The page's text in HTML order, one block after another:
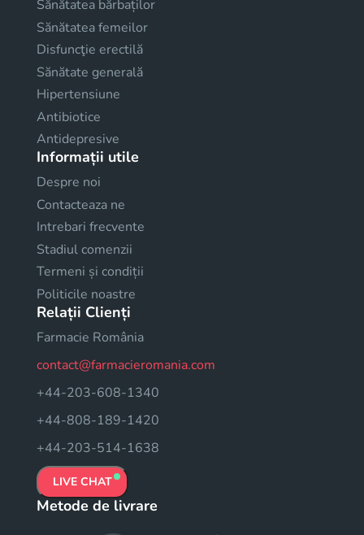
Sănătatea bărbaților
Sănătatea femeilor
Disfuncţie erectilă
Sănătate generală
Hipertensiune
Antibiotice
Antidepresive
Informații utile
Despre noi
Contacteaza ne
Intrebari frecvente
Stadiul comenzii
Termeni și condiții
Politicile noastre
Relații Clienți
Farmacie România
contact@farmacieromania.com
+44-203-608-1340
+44-808-189-1420
+44-203-514-1638
LIVE CHAT
Metode de livrare